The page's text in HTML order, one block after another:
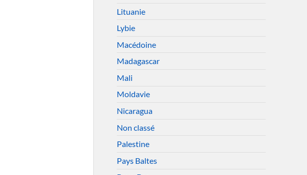
Lituanie
Lybie
Macédoine
Madagascar
Mali
Moldavie
Nicaragua
Non classé
Palestine
Pays Baltes